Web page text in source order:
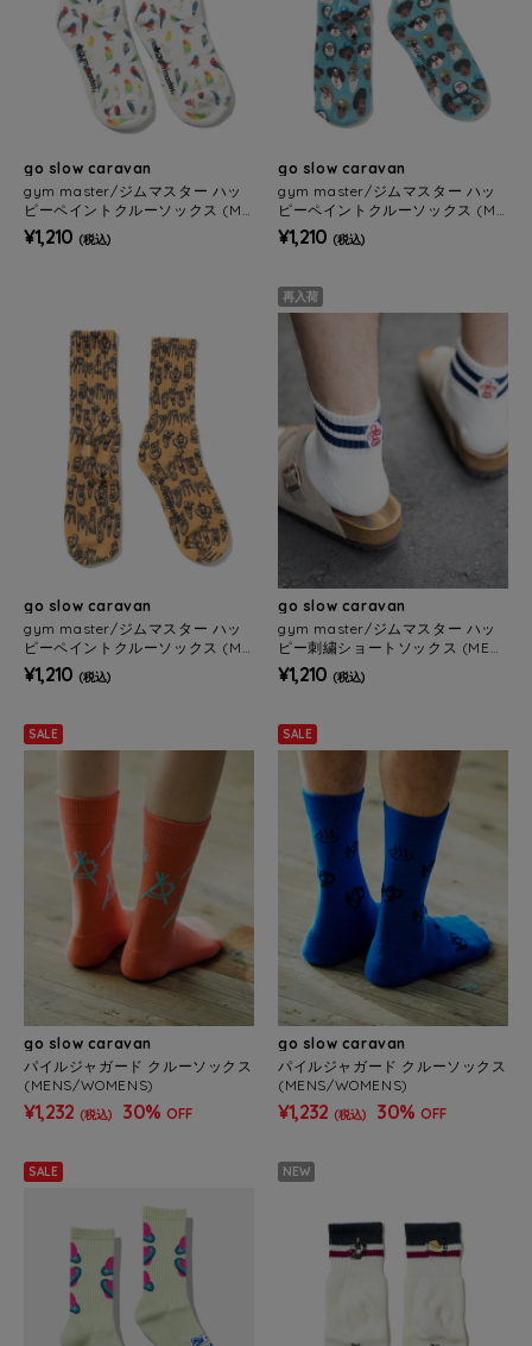
go slow caravan
gym master/ジムマスター ハッ
ピーペイントクルーソックス (ME
NS/WOMENS)
¥1,210 (税込)
go slow caravan
gym master/ジムマスター ハッ
ピーペイントクルーソックス (ME
NS/WOMENS)
¥1,210 (税込)
go slow caravan
gym master/ジムマスター ハッ
ピーペイントクルーソックス (ME
NS/WOMENS)
¥1,210 (税込)
再入荷
go slow caravan
gym master/ジムマスター ハッ
ピー刺繍ショートソックス (MEN
S/WOMENS)
¥1,210 (税込)
SALE
go slow caravan
パイルジャガード クルーソックス
(MENS/WOMENS)
¥1,232 (税込) 30% OFF
SALE
go slow caravan
パイルジャガード クルーソックス
(MENS/WOMENS)
¥1,232 (税込) 30% OFF
SALE NEW